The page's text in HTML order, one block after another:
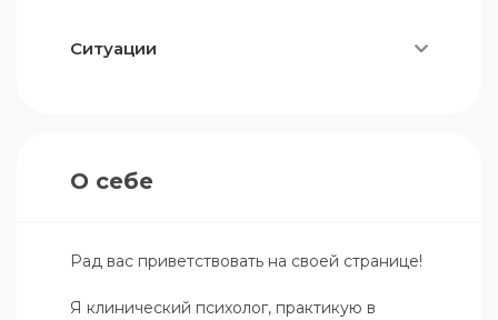
Ситуации
О себе
Рад вас приветствовать на своей странице!
Я клинический психолог, практикую в